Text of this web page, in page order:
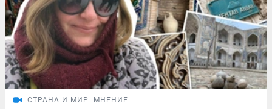
СТРАНА И МИР МНЕНИЕ